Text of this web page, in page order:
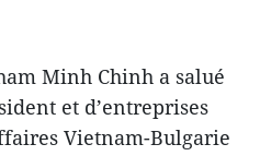
Minh Chinh a salué
et d’entreprises
Vietnam-Bulgarie